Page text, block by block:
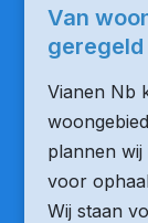
Van
geregeld
Vianen Nb
plannen
voor
Wij staan